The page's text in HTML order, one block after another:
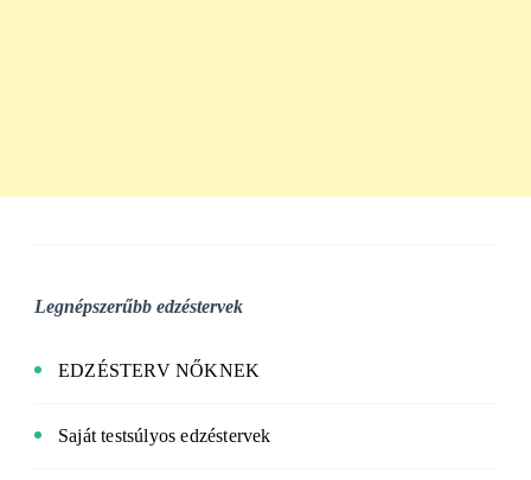
Legnépszerűbb edzéstervek
EDZÉSTERV NŐKNEK
Saját testsúlyos edzéstervek